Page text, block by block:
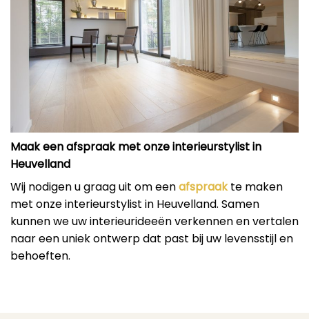
Maak een afspraak met onze interieurstylist in
Heuvelland
Wij nodigen u graag uit om eenafspraakte maken
met onze interieurstylist in Heuvelland. Samen
kunnen we uw interieurideeën verkennen en vertalen
naar een uniek ontwerp dat past bij uw levensstijl en
behoeften.